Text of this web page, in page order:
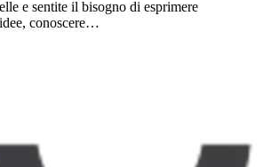
e sentite il bisogno di esprimere
conoscere…